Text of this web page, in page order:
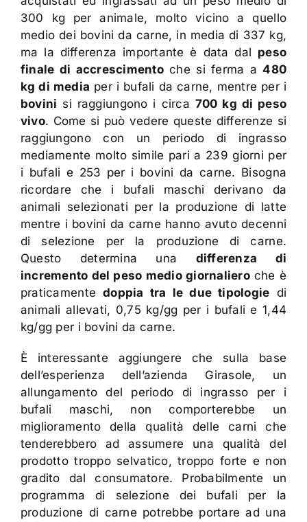
300 kg per animale, molto vicino a quello
medio dei bovini da carne, in media di 337 kg,
ma la differenza importante è data dal peso
finale di accrescimentoche si ferma a480
kg di media per i bufali da carne, mentre per i
bovini si raggiungono i circa 700 kg di peso
vivo. Come si può vedere queste differenze si
raggiungono con un periodo di ingrasso
mediamente molto simile pari a 239 giorni per
i bufali e 253 per i bovini da carne. Bisogna
ricordare che i bufali maschi derivano da
animali selezionati per la produzione di latte
mentre i bovini da carne hanno avuto decenni
di selezione per la produzione di carne.
Questo determina una differenza di
incremento del peso medio giornalieroche è
praticamentedoppia tra le due tipologie di
animali allevati, 0,75 kg/gg per i bufali e 1,44
kg/gg per i bovini da carne.
È interessante aggiungere che sulla base
dell’esperienza dell’azienda Girasole, un
allungamento del periodo di ingrasso per i
bufali maschi, non comporterebbe un
miglioramento della qualità delle carni che
tenderebbero ad assumere una qualità del
prodotto troppo selvatico, troppo forte e non
gradito dal consumatore. Probabilmente un
programma di selezione dei bufali per la
produzione di carne potrebbe portare ad una